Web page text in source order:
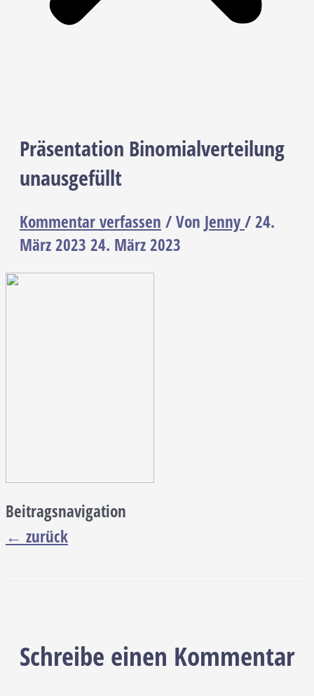
Präsentation Binomialverteilung
unausgefüllt
Kommentar verfassen / Von Jenny/24.
März 2023 24. März 2023
Beitragsnavigation
← zurück
Schreibe einen Kommentar